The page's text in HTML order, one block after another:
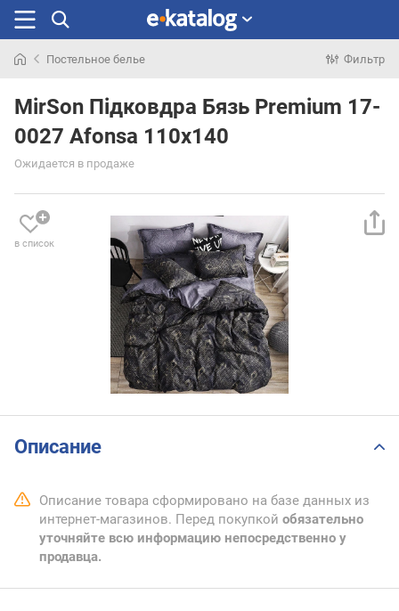
раньше
Постельное белье Фильтр
MirSon Підковдра Бязь Premium 17-
0027 Afonsa 110x140
Ожидается в продаже
в список
Описание
Описание товара сформировано на базе данных из
интернет-магазинов. Перед покупкой обязательно
уточняйте всю информацию непосредственно у
продавца.